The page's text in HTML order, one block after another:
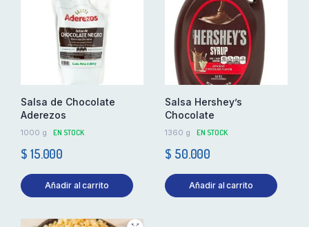
Salsa de Chocolate
Aderezos
1000 g EN STOCK
$ 15.000
Añadir al carrito
Salsa Hershey’s
Chocolate
1360 g EN STOCK
$ 50.000
Añadir al carrito